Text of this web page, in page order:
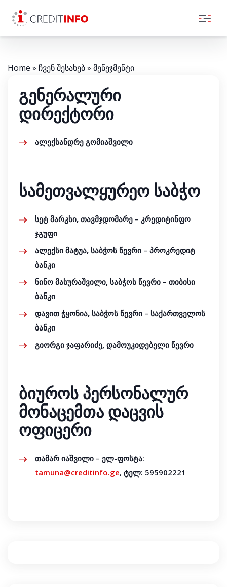
Home » ჩვენ შესახებ» მენეჯმენტი
გენერალური
დირექტორი
ალექსანდრე გომიაშვილი
სამეთვალყურეო საბჭო
სეტ მარკსი, თავმჯდომარე – კრედიტინფო
ჯგუფი
ალექსი მატუა, საბჭოს წევრი – პროკრედიტ
ბანკი
ნინო მასურაშვილი, საბჭოს წევრი – თიბისი
ბანკი
დავით ჭყონია, საბჭოს წევრი – საქართველოს
ბანკი
გიორგი ჯაფარიძე, დამოუკიდებელი წევრი
ბიუროს პერსონალურ
მონაცემთა დაცვის
ოფიცერი
თამარ იაშვილი – ელ-ფოსტა:
tamuna@creditinfo.ge, ტელ: 595902221